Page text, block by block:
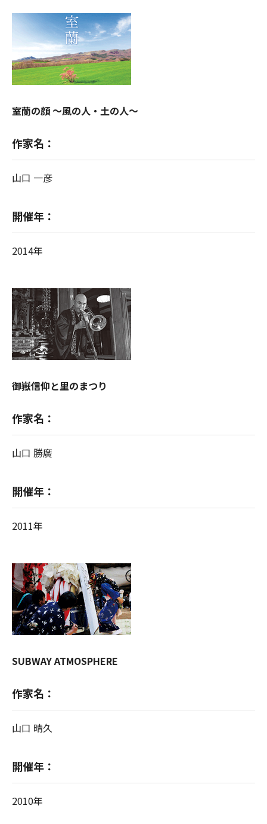
室蘭の顔 ～風の人・土の人～
作家名：
山口 一彦
開催年：
2014年
御嶽信仰と里のまつり
作家名：
山口 勝廣
開催年：
2011年
SUBWAY ATMOSPHERE
作家名：
山口 晴久
開催年：
2010年